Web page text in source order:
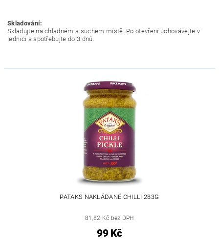
Skladování:
Skladujte na chladném a suchém místě. Po otevření uchovávejte v
lednici a spotřebujte do 3 dnů.
PATAKS NAKLÁDANÉ CHILLI 283G
81,82 Kč bez DPH
99 Kč